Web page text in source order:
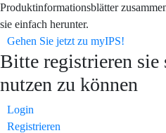
Produktinformationsblätter
sie einfach herunter.
Gehen Sie jetzt zu myIPS!
Bitte registrieren sie
nutzen zu können
Login
Registrieren